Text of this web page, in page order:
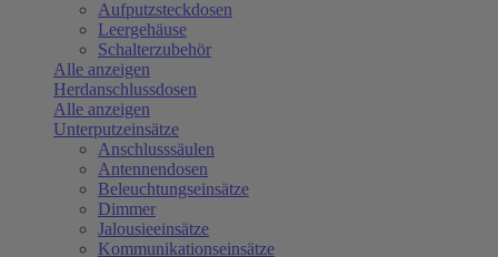
Aufputzsteckdosen
Leergehäuse
Schalterzubehör
Alle anzeigen
Herdanschlussdosen
Alle anzeigen
Unterputzeinsätze
Anschlusssäulen
Antennendosen
Beleuchtungseinsätze
Dimmer
Jalousieeinsätze
Kommunikationseinsätze